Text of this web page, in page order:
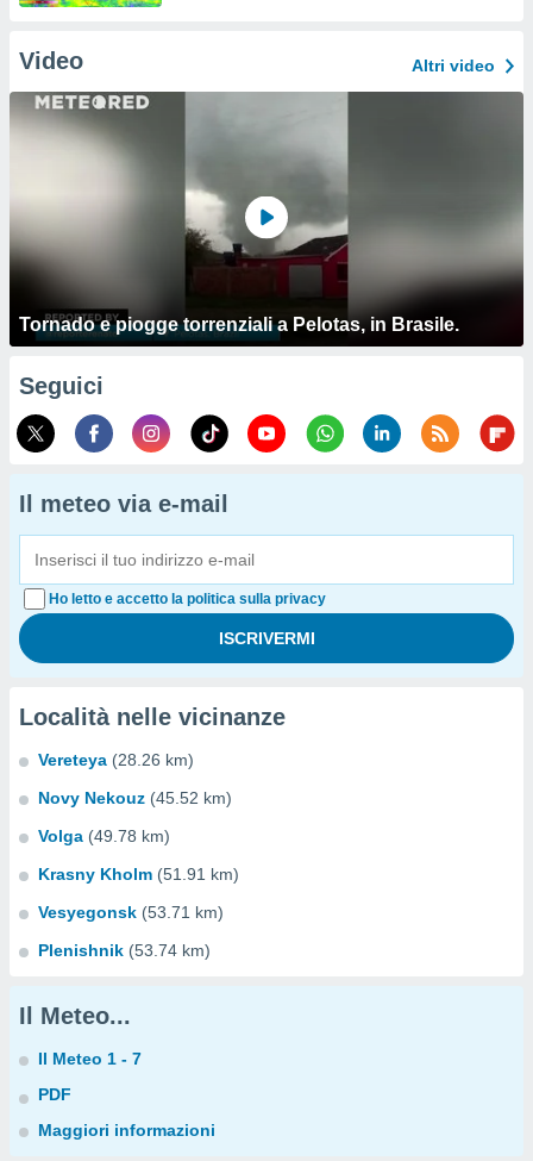
Video Altri video
Tornado e piogge torrenziali a Pelotas, in Brasile.
Seguici
Il meteo via e-mail
Ho letto e accetto la politica sulla privacy
Località nelle vicinanze
Vereteya (28.26 km)
Novy Nekouz (45.52 km)
Volga (49.78 km)
Krasny Kholm (51.91 km)
Vesyegonsk (53.71 km)
Plenishnik (53.74 km)
Il Meteo...
Il Meteo 1 - 7
PDF
Maggiori informazioni